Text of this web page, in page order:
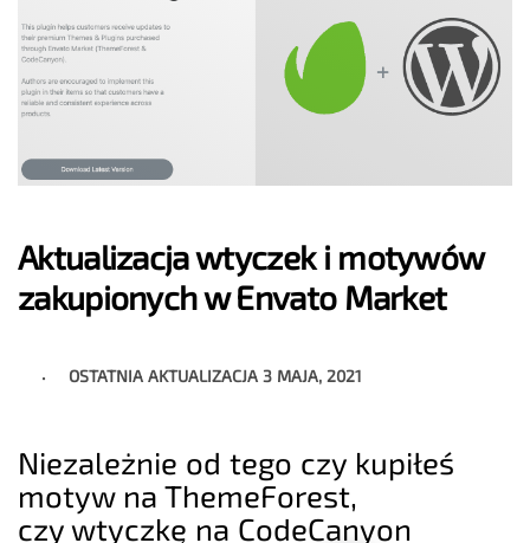
Aktualizacja wtyczek i motywów
zakupionych w Envato Market
OSTATNIA AKTUALIZACJA 3 MAJA, 2021
Niezależnie od tego czy kupiłeś
motyw na ThemeForest,
czy wtyczkę na CodeCanyon